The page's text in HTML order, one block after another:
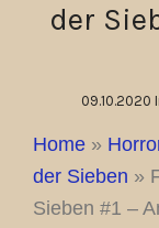
der
09.10.2020
Home »
der Sieben »
Sieben #1 –